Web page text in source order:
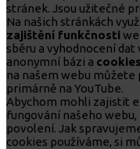
stránek. Jsou užitečné
Na našich stránkách
zajištění funkčnosti
sběru a vyhodnocení dat
anonymní bázi a
na našem webu
primárně na YouTube.
Abychom mohli zajistit
fungování našeho
povolení. Jak
cookies používáme, si